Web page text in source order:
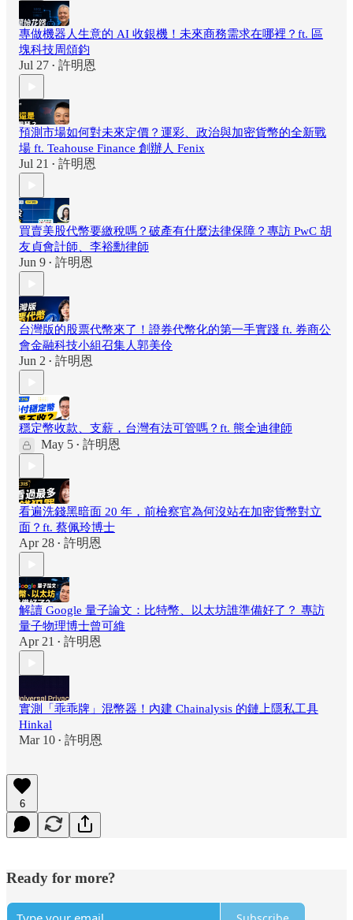
專做機器人生意的 AI 收銀機！未來商務需求在哪裡？ft. 區
塊科技周頌鈞
Jul 27 • 許明恩
預測市場如何對未來定價？運彩、政治與加密貨幣的全新戰
場 ft. Teahouse Finance 創辦人 Fenix
Jul 21 • 許明恩
買賣美股代幣要繳稅嗎？破產有什麼法律保障？專訪 PwC 胡
友貞會計師、李裕勳律師
Jun 9 • 許明恩
台灣版的股票代幣來了！證券代幣化的第一手實踐 ft. 券商公
會金融科技小組召集人郭美伶
Jun 2 • 許明恩
穩定幣收款、支薪，台灣有法可管嗎？ft. 熊全迪律師
May 5 • 許明恩
看遍洗錢黑暗面 20 年，前檢察官為何沒站在加密貨幣對立
面？ft. 蔡佩玲博士
Apr 28 • 許明恩
解讀 Google 量子論文：比特幣、以太坊誰準備好了？ 專訪
量子物理博士曾可維
Apr 21 • 許明恩
實測「乖乖牌」混幣器！內建 Chainalysis 的鏈上隱私工具
Hinkal
Mar 10 • 許明恩
6
Ready for more?